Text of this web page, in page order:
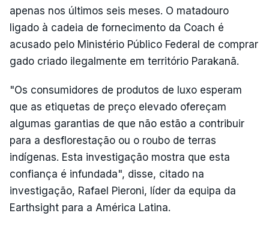
apenas nos últimos seis meses. O matadouro
ligado à cadeia de fornecimento da Coach é
acusado pelo Ministério Público Federal de comprar
gado criado ilegalmente em território Parakanã.
"Os consumidores de produtos de luxo esperam
que as etiquetas de preço elevado ofereçam
algumas garantias de que não estão a contribuir
para a desflorestação ou o roubo de terras
indígenas. Esta investigação mostra que esta
confiança é infundada", disse, citado na
investigação, Rafael Pieroni, líder da equipa da
Earthsight para a América Latina.